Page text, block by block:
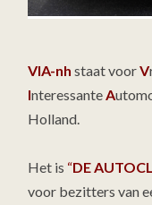
VIA-nh staat voorV
InteressanteA
Holland.
Het is “DE
voor bezitters van